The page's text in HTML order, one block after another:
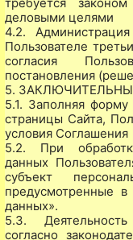
требуется
деловыми целями
4.2.
Пользователе
согласия
постановления
5.
5.1. Заполняя
страницы Сайта,
условия Соглашения
5.2. При
данных
субъект
предусмотренные
данных».
5.3.
согласно